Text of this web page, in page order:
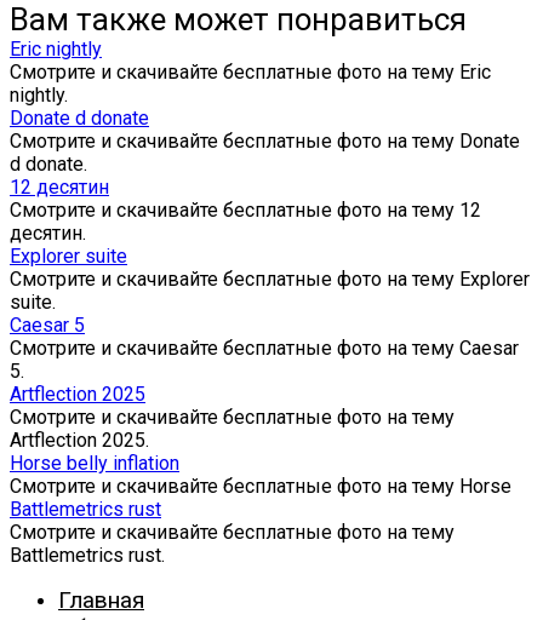
Вам также может понравиться
Eric nightly
Смотрите и скачивайте бесплатные фото на тему Eric
nightly.
Donate d donate
Смотрите и скачивайте бесплатные фото на тему Donate
d donate.
12 десятин
Смотрите и скачивайте бесплатные фото на тему 12
десятин.
Explorer suite
Смотрите и скачивайте бесплатные фото на тему Explorer
suite.
Caesar 5
Смотрите и скачивайте бесплатные фото на тему Caesar
5.
Artflection 2025
Смотрите и скачивайте бесплатные фото на тему
Artflection 2025.
Horse belly inflation
Смотрите и скачивайте бесплатные фото на тему Horse
Battlemetrics rust
Смотрите и скачивайте бесплатные фото на тему
Battlemetrics rust.
Главная